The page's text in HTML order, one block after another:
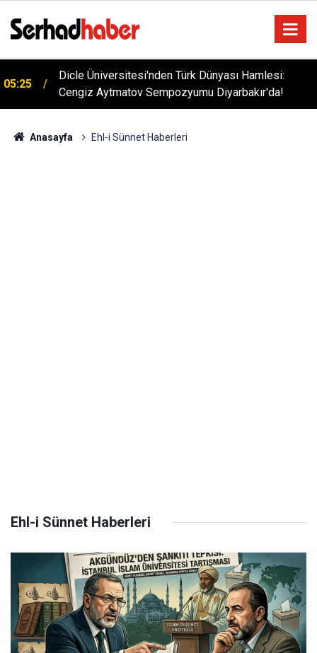
05:25
Dicle Üniversitesi'nden Türk Dünyası Hamlesi:
Cengiz Aytmatov Sempozyumu Diyarbakır'da!
Anasayfa Ehl-i Sünnet Haberleri
Ehl-i Sünnet Haberleri